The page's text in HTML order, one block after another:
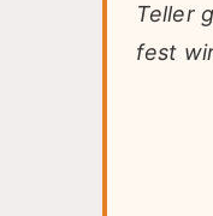
Teller
fest